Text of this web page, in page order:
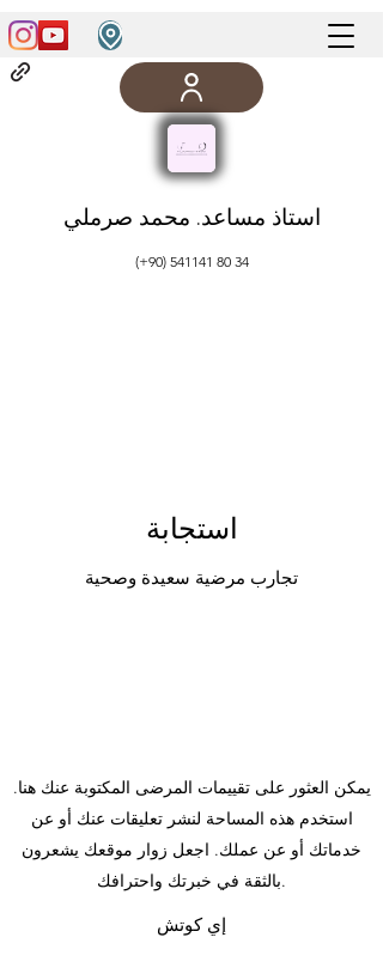
استاذ مساعد. محمد صرملي
(+90) 541141 80 34
استجابة
تجارب مرضية سعيدة وصحية
يمكن العثور على تقييمات المرضى المكتوبة عنك هنا.
استخدم هذه المساحة لنشر تعليقات عنك أو عن
خدماتك أو عن عملك. اجعل زوار موقعك يشعرون
بالثقة في خبرتك واحترافك.
إي كوتش